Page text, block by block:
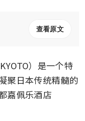
查看原文
）是一个特
聚日本传统精髓的
嘉佩乐酒店